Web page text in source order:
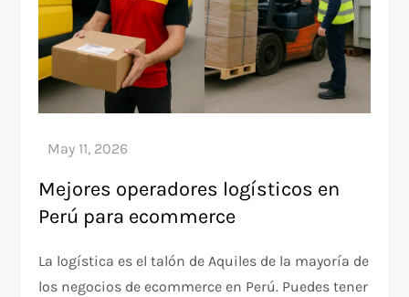
Mejores operadores logísticos en
Perú para ecommerce
La logística es el talón de Aquiles de la mayoría de
los negocios de ecommerce en Perú. Puedes tener